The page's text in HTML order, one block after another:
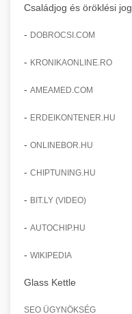
Családjog és öröklési jog
- DOBROCSI.COM
- KRONIKAONLINE.RO
- AMEAMED.COM
- ERDEIKONTENER.HU
- ONLINEBOR.HU
- CHIPTUNING.HU
- BIT.LY (VIDEO)
- AUTOCHIP.HU
- WIKIPEDIA
Glass Kettle
SEO ÜGYNÖKSÉG